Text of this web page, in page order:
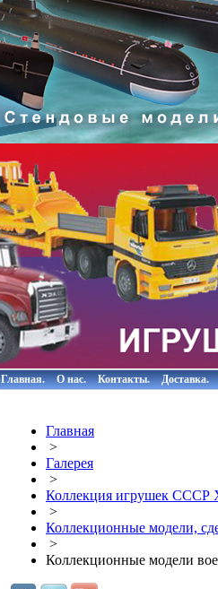
Главная. О нас. Контакты. Доставка.
Главная
>
Галерея
>
Коллекция игрушек
>
Коллекционные модели,
>
Коллекционные модели